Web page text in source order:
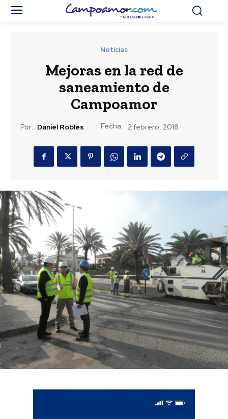
Noticias
Mejoras en la red de
saneamiento de
Campoamor
Por: Daniel Robles Fecha: 2 febrero, 2018